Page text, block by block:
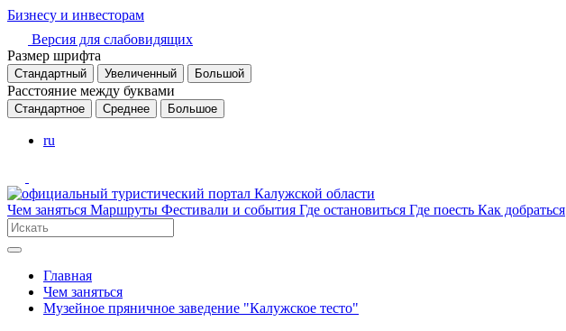
Бизнесу и инвесторам
Версия для слабовидящих
Размер шрифта
Стандартный Увеличенный Большой
Расстояние между буквами
Стандартное Среднее Большое
ru
Чем заняться Маршруты Фестивали и события Где остановиться Где поесть Как добраться
Главная
Чем заняться
Музейное пряничное заведение "Калужское тесто"